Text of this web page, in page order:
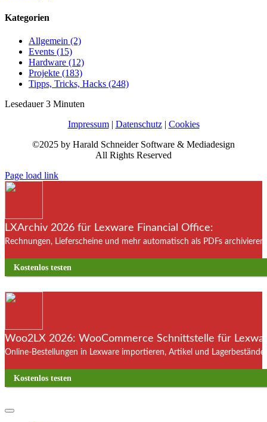
Kategorien
Allgemein (2)
Events (15)
Hardware (12)
Projekte (183)
Tipps, Tricks, Hacks (248)
Lesedauer 3 Minuten
Impressum| Datenschutz| Cookies
©2025 by Harald Schneider Software & Mediadesign
All Rights Reserved
Page load link
LXArchiv 2026 für Lexware Financial Office:
Rechnungen, Lieferscheine und mehr automatisch als PDFs
Kostenlos testen
Woo2LX 2026: WooCommerce Schnittstelle für
Online-Bestellungen in Lexware importieren, Artikel und
Kostenlos testen